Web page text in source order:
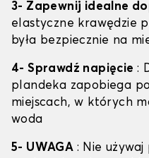
3- Zapewnij idealne
elastyczne krawędzie
była bezpiecznie na
4- Sprawdź napięcie :
plandeka zapobiega
miejscach, w których
woda
5- UWAGA : Nie